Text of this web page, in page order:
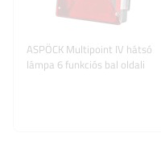
ASPÖCK Multipoint IV hátsó
lámpa 6 funkciós bal oldali